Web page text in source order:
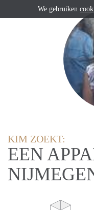
KIM ZOEKT:
EEN
We gebruiken